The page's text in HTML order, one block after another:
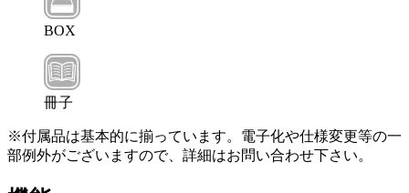
BOX
冊子
※付属品は基本的に揃っています。電子化や仕様変更等の一
部例外がございますので、詳細はお問い合わせ下さい。